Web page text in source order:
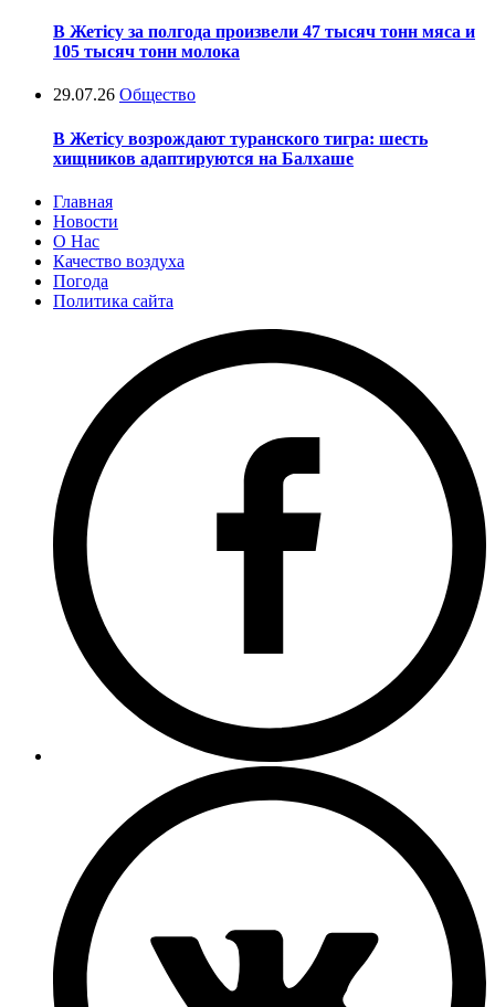
В Жетісу за полгода произвели 47 тысяч тонн мяса и
105 тысяч тонн молока
29.07.26 Общество
В Жетісу возрождают туранского тигра: шесть
хищников адаптируются на Балхаше
Главная
Новости
О Нас
Качество воздуха
Погода
Политика сайта